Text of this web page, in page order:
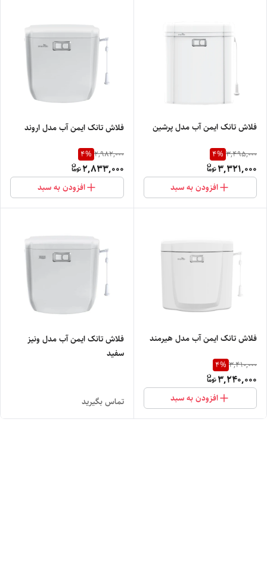
فلاش تانک ایمن آب مدل پرشین
3,495,000
4%
3,321,000
افزودن به سبد
فلاش تانک ایمن آب مدل اروند
2,982,000
4%
2,833,000
افزودن به سبد
فلاش تانک ایمن آب مدل هیرمند
3,410,000
4%
3,240,000
افزودن به سبد
فلاش تانک ایمن آب مدل ونیز
سفید
تماس بگیرید